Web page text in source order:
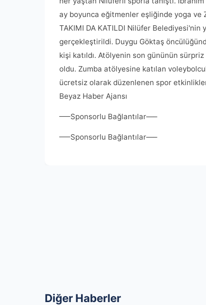
ay boyunca eğitmenler eşliğinde yoga ve
TAKIMI DA KATILDI Nilüfer
gerçekleştirildi. Duygu Göktaş
kişi katıldı. Atölyenin son gününün
oldu. Zumba atölyesine katılan
ücretsiz olarak düzenlenen spor
Beyaz Haber Ajansı
—–Sponsorlu Bağlantılar—–
—–Sponsorlu Bağlantılar—–
Diğer Haberler